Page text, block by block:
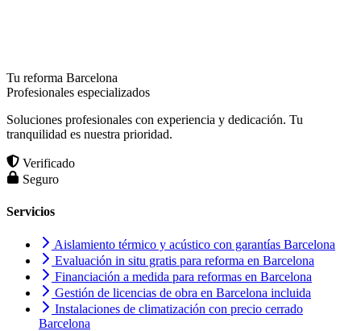
Tu reforma Barcelona
Profesionales especializados
Soluciones profesionales con experiencia y dedicación. Tu
tranquilidad es nuestra prioridad.
Verificado
Seguro
Servicios
Aislamiento térmico y acústico con garantías Barcelona
Evaluación in situ gratis para reforma en Barcelona
Financiación a medida para reformas en Barcelona
Gestión de licencias de obra en Barcelona incluida
Instalaciones de climatización con precio cerrado
Barcelona